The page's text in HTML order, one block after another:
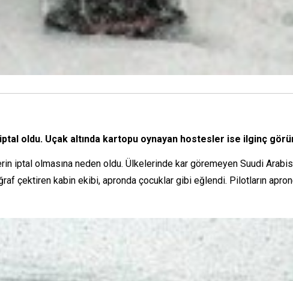
oldu. Uçak altında kartopu oynayan hostesler ise ilginç
iptal olmasına neden oldu. Ülkelerinde kar göremeyen Suudi
çektiren kabin ekibi, apronda çocuklar gibi eğlendi. Pilotların